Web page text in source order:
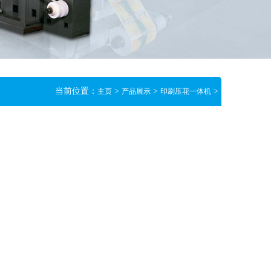
当前位置： 主页 > 产品展示 > 印刷压花一体机 >